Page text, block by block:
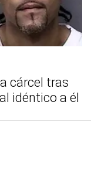
cárcel tras
idéntico a él